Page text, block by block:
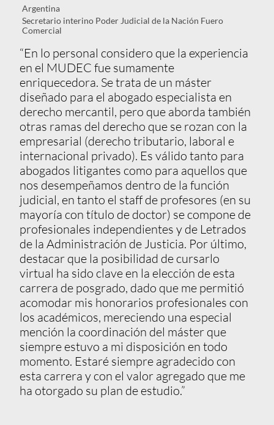
Argentina
Secretario interino Poder Judicial de la Nación Fuero
Comercial
“En lo personal considero que la experiencia
en el MUDEC fue sumamente
enriquecedora. Se trata de un máster
diseñado para el abogado especialista en
derecho mercantil, pero que aborda también
otras ramas del derecho que se rozan con la
empresarial (derecho tributario, laboral e
internacional privado). Es válido tanto para
abogados litigantes como para aquellos que
nos desempeñamos dentro de la función
judicial, en tanto el staff de profesores (en su
mayoría con título de doctor) se compone de
profesionales independientes y de Letrados
de la Administración de Justicia. Por último,
destacar que la posibilidad de cursarlo
virtual ha sido clave en la elección de esta
carrera de posgrado, dado que me permitió
acomodar mis honorarios profesionales con
los académicos, mereciendo una especial
mención la coordinación del máster que
siempre estuvo a mi disposición en todo
momento. Estaré siempre agradecido con
esta carrera y con el valor agregado que me
ha otorgado su plan de estudio.”